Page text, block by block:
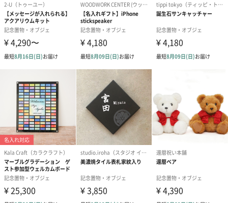
季節によって景色が変わる、日々変化する結晶を楽しみま
せんか
おしゃれなオブジェで日々の変化をお楽しみいただけるTempo
Drop Dawn。飾っているだけで毎日の変化を感じることができま
すよ。シンプルでどんなインテリアとも相性抜群です。誕生日や
クリスマス、お祝いの贈り物にぜひ、いかがでしょうか。
商品詳細情報
本体サイズ
幅115mm×奥行115mm×高さ205mm
本体重量
831.5g
パッケージ外
装